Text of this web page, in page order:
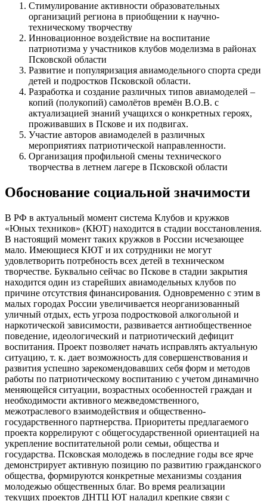
Стимулирование активности образовательных
организаций региона в приобщении к научно-
техническому творчеству
Инновационное воздействие на воспитание
патриотизма у участников клубов моделизма в районах
Псковской области
Развитие и популяризация авиамодельного спорта среди
детей и подростков Псковской области.
Разработка и создание различных типов авиамоделей –
копий (полукопий) самолётов времён В.О.В. с
актуализацией знаний учащихся о конкретных героях,
проживавших в Пскове и их подвигах.
Участие авторов авиамоделей в различных
мероприятиях патриотической направленности.
Организация профильной смены технического
творчества в летнем лагере в Псковской области
Обоснование социальной значимости
В РФ в актуальный момент система Клубов и кружков
«Юных техников» (КЮТ) находится в стадии восстановления.
В настоящий момент таких кружков в России исчезающее
мало. Имеющиеся КЮТ и их сотрудники не могут
удовлетворить потребность всех детей в техническом
творчестве. Буквально сейчас во Пскове в стадии закрытия
находится один из старейших авиамодельных клубов по
причине отсутствия финансирования. Одновременно с этим в
малых городах России увеличивается неорганизованный
уличный отдых, есть угроза подростковой алкогольной и
наркотической зависимости, развивается антиобщественное
поведение, идеологический и патриотический дефицит
воспитания. Проект позволяет начать исправлять актуальную
ситуацию, т. к. дает возможность для совершенствования и
развития успешно зарекомендовавших себя форм и методов
работы по патриотическому воспитанию с учетом динамично
меняющейся ситуации, возрастных особенностей граждан и
необходимости активного межведомственного,
межотраслевого взаимодействия и общественно-
государственного партнерства. Приоритеты предлагаемого
проекта коррелируют с общегосударственной ориентацией на
укрепление воспитательной роли семьи, общества и
государства. Псковская молодежь в последние годы все ярче
демонстрирует активную позицию по развитию гражданского
общества, формируются конкретные механизмы создания
молодежью общественных благ. Во время реализации
текущих проектов ДНТЦ ЮТ наладил крепкие связи с